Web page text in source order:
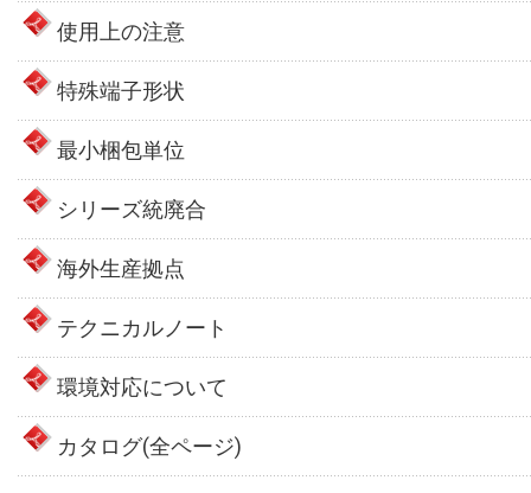
使用上の注意
特殊端子形状
最小梱包単位
シリーズ統廃合
海外生産拠点
テクニカルノート
環境対応について
カタログ(全ページ)